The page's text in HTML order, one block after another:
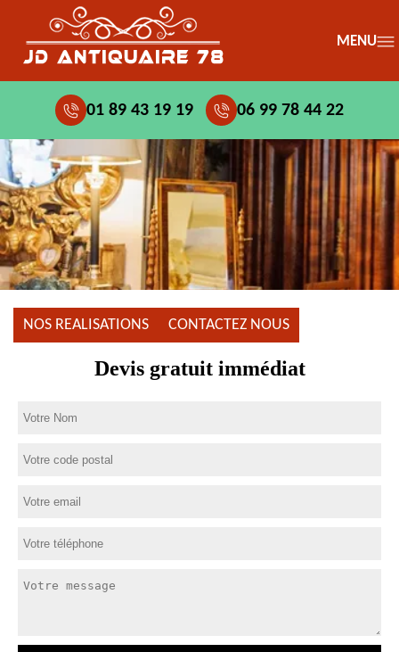
MENU
01 89 43 19 19 06 99 78 44 22
NOS REALISATIONS CONTACTEZ NOUS
Devis gratuit immédiat